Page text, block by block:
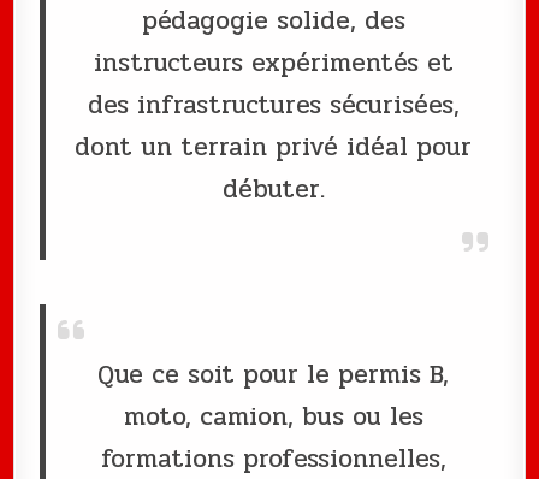
pédagogie solide, des
instructeurs expérimentés et
des infrastructures sécurisées,
dont un terrain privé idéal pour
débuter.
Que ce soit pour le permis B,
moto, camion, bus ou les
formations professionnelles,